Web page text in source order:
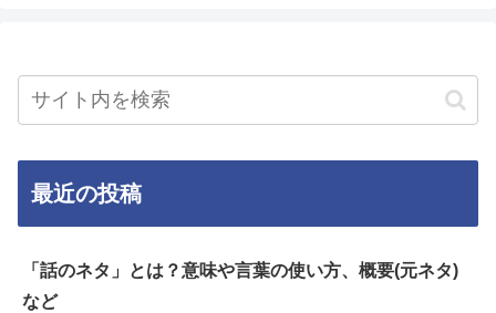
最近の投稿
「話のネタ」とは？意味や言葉の使い方、概要(元ネタ)
など